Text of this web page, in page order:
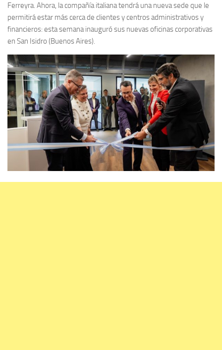
Ferreyra. Ahora, la compañía italiana tendrá una nueva sede que le
permitirá estar más cerca de clientes y centros administrativos y
financieros: esta semana inauguró sus nuevas oficinas corporativas
en San Isidro (Buenos Aires).